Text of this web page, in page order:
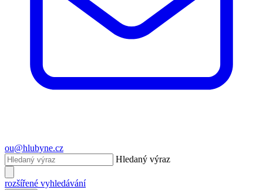
ou@hlubyne.cz
Hledaný výraz
rozšířené vyhledávání